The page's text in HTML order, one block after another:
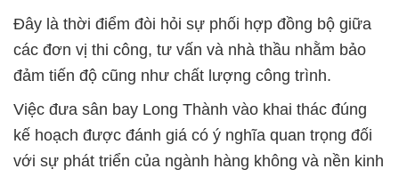
Đây là thời điểm đòi hỏi sự phối hợp đồng bộ giữa
các đơn vị thi công, tư vấn và nhà thầu nhằm bảo
đảm tiến độ cũng như chất lượng công trình.
Việc đưa sân bay Long Thành vào khai thác đúng
kế hoạch được đánh giá có ý nghĩa quan trọng đối
với sự phát triển của ngành hàng không và nền kinh